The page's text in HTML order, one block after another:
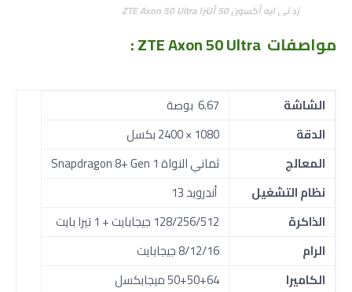
زد تي ايه أكسون 50 ألترا ZTE Axon 50 Ultra
مواصفات ZTE Axon 50 Ultra :
الشاشة
6.67 بوصة
الدقة
1080 × 2400 بكسل
المعالج
ثماني النواة Snapdragon 8+ Gen 1
نظام التشغيل
أندرويد 13
الذاكرة
128/256/512 جيجابايت + 1 تيرا بايت
الرام
8/12/16 جيجابايت
الكاميرا
50+50+64 ميجابكسل